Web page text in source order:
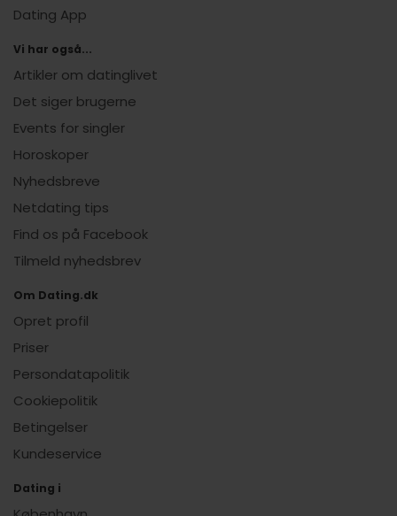
Dating App
Vi har også...
Artikler om datinglivet
Det siger brugerne
Events for singler
Horoskoper
Nyhedsbreve
Netdating tips
Find os på Facebook
Tilmeld nyhedsbrev
Om Dating.dk
Opret profil
Priser
Persondatapolitik
Cookiepolitik
Betingelser
Kundeservice
Dating i